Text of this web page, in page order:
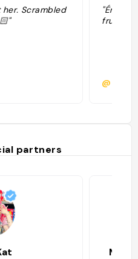
her. Scrambled
fruits
@
partners